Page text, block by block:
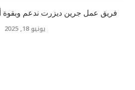
فريق عمل جرين ديزرت ندعم وبقوة
يونيو 18, 2025